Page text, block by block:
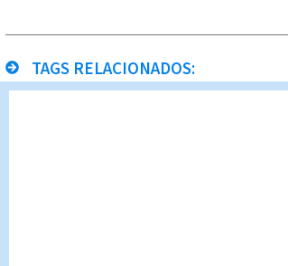
TAGS RELACIONADOS:
Queda prohibida la reproducción total o
autorizada constituye una infracción y un